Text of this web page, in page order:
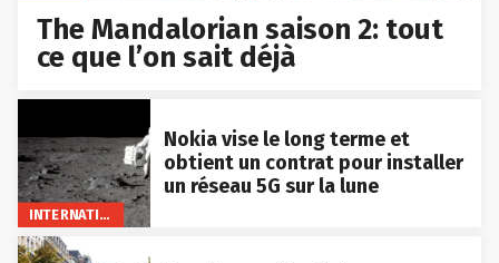
The Mandalorian saison 2: tout
ce que l’on sait déjà
INTERNATIONAL
Nokia vise le long terme et
obtient un contrat pour installer
un réseau 5G sur la lune